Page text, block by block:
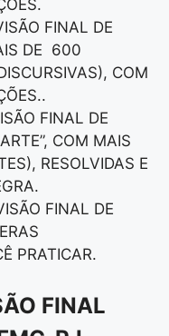
FINAL DE
DE 600
COM
FINAL DE
COM MAIS
RESOLVIDAS E
FINAL DE
PRATICAR.
FINAL